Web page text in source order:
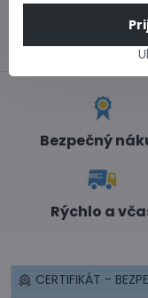
Bezpečný
Rýchlo a
CERTIFIKÁT -